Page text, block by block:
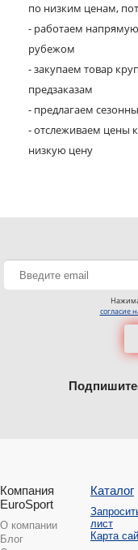
по низким ценам,
- работаем
рубежом
- закупаем товар
предзаказам
- предлагаем
- отслеживаем цены
низкую цену
согласие
Компания
EuroSport
О компании
Блог
Каталог
лист
Карта